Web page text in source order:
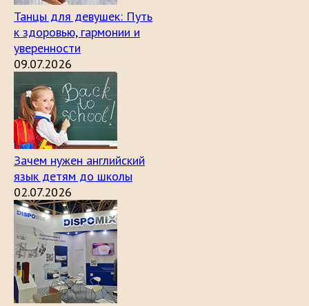
Танцы для девушек: Путь
к здоровью, гармонии и
уверенности
09.07.2026
Зачем нужен английский
язык детям до школы
02.07.2026